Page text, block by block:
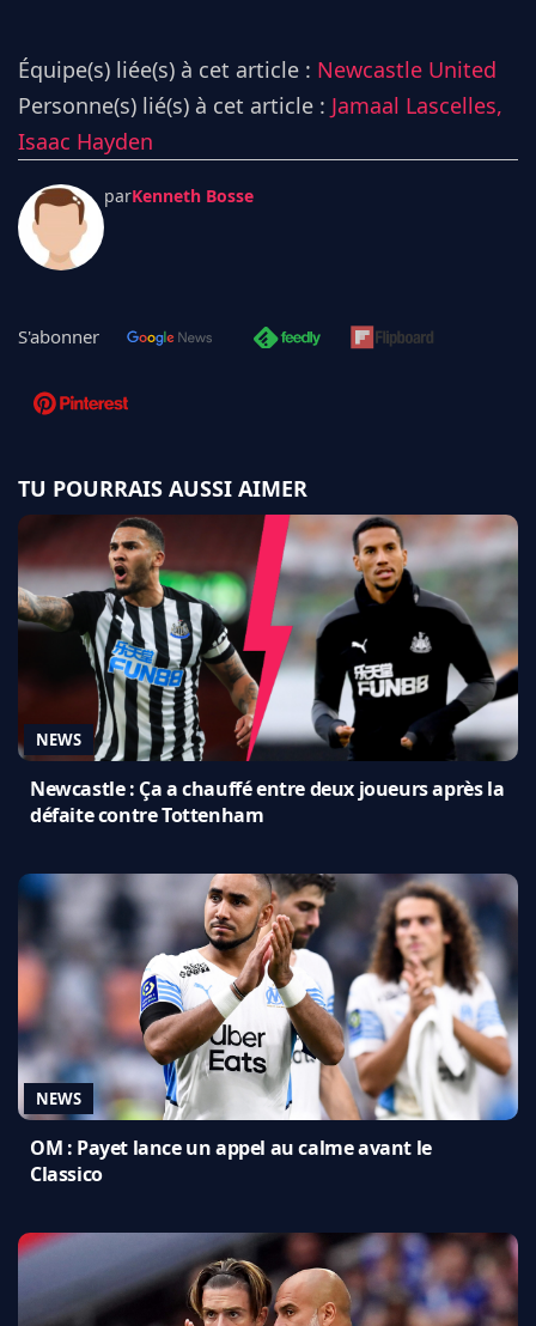
Équipe(s) liée(s) à cet article : Newcastle United
Personne(s) lié(s) à cet article : Jamaal Lascelles,
Isaac Hayden
parKenneth Bosse
S'abonner
TU POURRAIS AUSSI AIMER
NEWS
Newcastle : Ça a chauffé entre deux joueurs après la
défaite contre Tottenham
NEWS
OM : Payet lance un appel au calme avant le
Classico